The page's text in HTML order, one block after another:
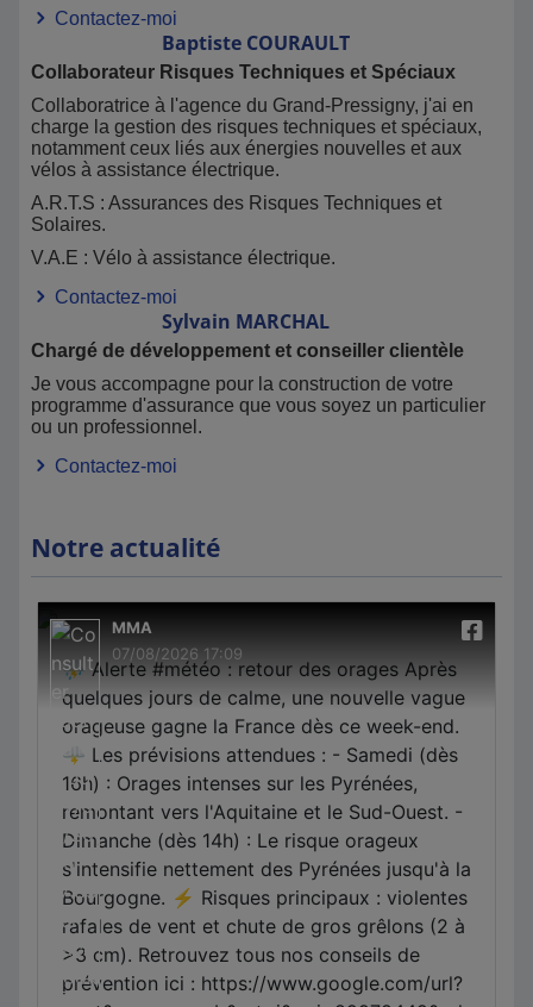
Contactez-moi
Baptiste COURAULT
Collaborateur Risques Techniques et Spéciaux
Collaboratrice à l'agence du Grand-Pressigny, j'ai en
charge la gestion des risques techniques et spéciaux,
notamment ceux liés aux énergies nouvelles et aux
vélos à assistance électrique.
A.R.T.S : Assurances des Risques Techniques et
Solaires.
V.A.E : Vélo à assistance électrique.
Contactez-moi
Sylvain MARCHAL
Chargé de développement et conseiller clientèle
Je vous accompagne pour la construction de votre
programme d'assurance que vous soyez un particulier
ou un professionnel.
Contactez-moi
Notre actualité